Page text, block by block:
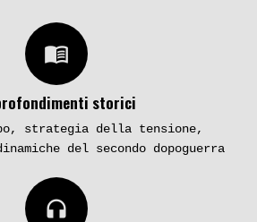
menu_book
storici
strategia della tensione,
del secondo dopoguerra
headphones